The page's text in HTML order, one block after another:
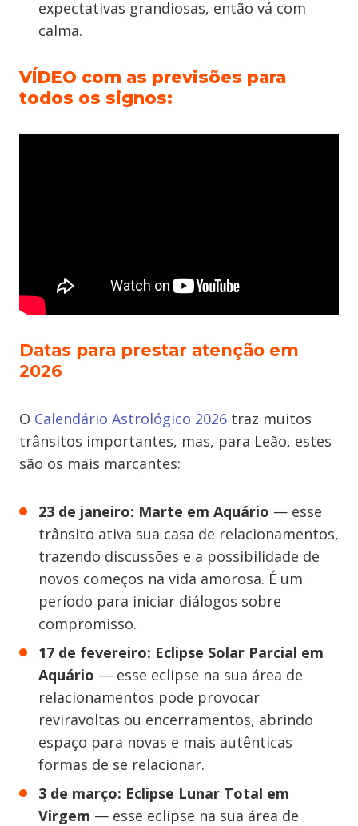
expectativas grandiosas, então vá com
calma.
VÍDEO com as previsões para
todos os signos:
Datas para prestar atenção em
2026
O Calendário Astrológico 2026 traz muitos
trânsitos importantes, mas, para Leão, estes
são os mais marcantes:
23 de janeiro: Marte em Aquário — esse
trânsito ativa sua casa de relacionamentos,
trazendo discussões e a possibilidade de
novos começos na vida amorosa. É um
período para iniciar diálogos sobre
compromisso.
17 de fevereiro: Eclipse Solar Parcial em
Aquário — esse eclipse na sua área de
relacionamentos pode provocar
reviravoltas ou encerramentos, abrindo
espaço para novas e mais autênticas
formas de se relacionar.
3 de março: Eclipse Lunar Total em
Virgem — esse eclipse na sua área de